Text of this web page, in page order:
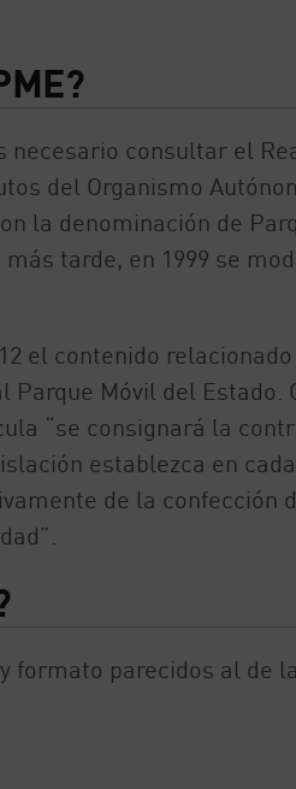
consultar el
del Organismo
la denominación de
tarde, en 1999 se
el contenido
Móvil del Estado.
“se consignará la
establezca en
de la confección
formato parecidos al de